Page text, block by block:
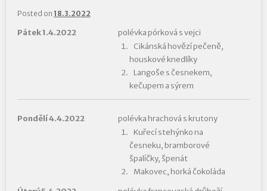
Posted on 18.3.2022
Pátek 1.4.2022
polévka pórková s vejci
Cikánská hovězí pečeně,
houskové knedlíky
Langoše s česnekem,
kečupem a sýrem
Pondělí 4.4.2022
polévka hrachová s krutony
Kuřecí stehýnko na
česneku, bramborové
špalíčky, špenát
Makovec, horká čokoláda